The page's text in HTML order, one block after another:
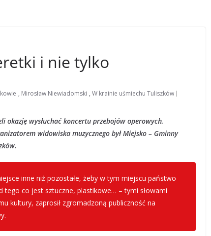
i nie tylko
, Mirosław Niewiadomski , W krainie uśmiechu Tuliszków
okazję wysłuchać koncertu przebojów operowych,
widowiska muzycznego był Miejsko – Gminny
inne niż pozostałe, żeby w tym miejscu państwo
tego co jest sztuczne, plastikowe… – tymi słowami
kultury, zaprosił zgromadzoną publiczność na